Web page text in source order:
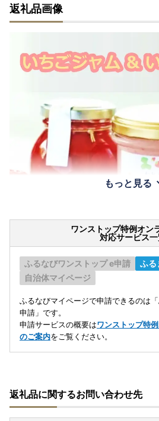
返礼品画像
もっと見る
ワンストップ特例オン
対応サービス
ふるなびワンストップ e申請
ふる
自治体マイページ
ふるなびマイページで申請できるのは
申請」です。
申請サービスの概要はワンストップ特
のご案内をご覧ください。
返礼品に関するお問い合わせ先